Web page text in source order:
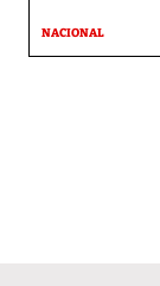
NACIONAL